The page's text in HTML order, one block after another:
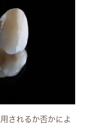
されるか否かによ